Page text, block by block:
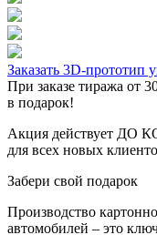
Заказать 3D-прототип
При заказе тиража от
в подарок!
Акция действует ДО
для всех новых
Забери свой подарок
Производство
автомобилей – это